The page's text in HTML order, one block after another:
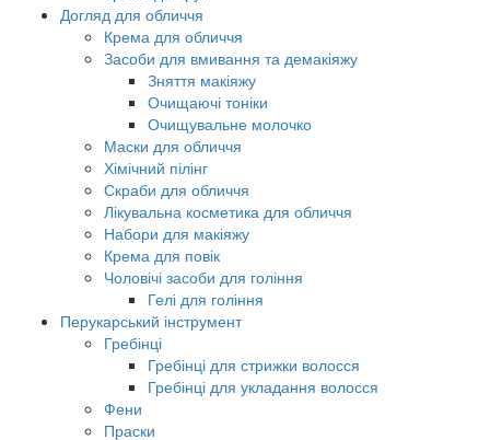
Догляд для обличчя
Крема для обличчя
Засоби для вмивання та демакіяжу
Зняття макіяжу
Очищаючі тоніки
Очищувальне молочко
Маски для обличчя
Хімічний пілінг
Скраби для обличчя
Лікувальна косметика для обличчя
Набори для макіяжу
Крема для повік
Чоловічі засоби для гоління
Гелі для гоління
Перукарський інструмент
Гребінці
Гребінці для стрижки волосся
Гребінці для укладання волосся
Фени
Праски